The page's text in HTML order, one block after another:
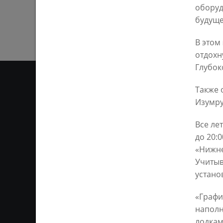
В этом
Также
Все
до
Ответственным за
Казань KZN.RU». Все
сети Интернет или на
ретрансляции
ссылка).